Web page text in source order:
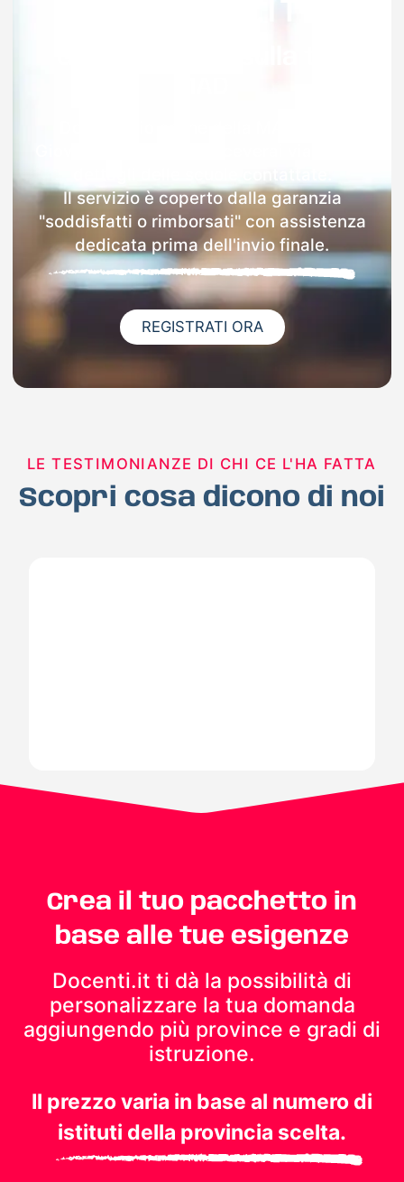
Il servizio è coperto dalla garanzia
"soddisfatti o rimborsati" con assistenza
dedicata prima dell'invio finale.
REGISTRATI ORA
LE TESTIMONIANZE DI CHI CE L'HA FATTA
Scopri cosa dicono di noi
Crea il tuo pacchetto in
base alle tue esigenze
Docenti.it ti dà la possibilità di
personalizzare la tua domanda
aggiungendo più province e gradi di
istruzione.
Il prezzo varia in base al numero di
istituti della provincia scelta.